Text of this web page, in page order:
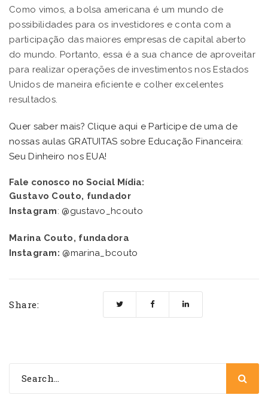
Como vimos, a bolsa americana é um mundo de
possibilidades para os investidores e conta com a
participação das maiores empresas de capital aberto
do mundo. Portanto, essa é a sua chance de aproveitar
para realizar operações de investimentos nos Estados
Unidos de maneira eficiente e colher excelentes
resultados.
Quer saber mais? Clique aqui e Participe de uma de
nossas aulas GRATUITAS sobre Educação Financeira:
Seu Dinheiro nos EUA!
Fale conosco no Social Mídia:
Gustavo Couto, fundador
Instagram: @gustavo_hcouto
Marina Couto, fundadora
Instagram: @marina_bcouto
Share: